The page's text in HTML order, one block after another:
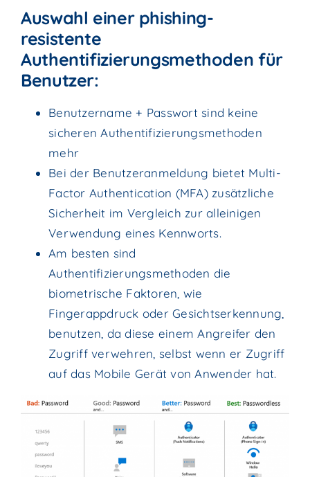
Auswahl einer phishing-
resistente
Authentifizierungsmethoden für
Benutzer:
Benutzername + Passwort sind keine
sicheren Authentifizierungsmethoden
mehr
Bei der Benutzeranmeldung bietet Multi-
Factor Authentication (MFA) zusätzliche
Sicherheit im Vergleich zur alleinigen
Verwendung eines Kennworts.
Am besten sind
Authentifizierungsmethoden die
biometrische Faktoren, wie
Fingerappdruck oder Gesichtserkennung,
benutzen, da diese einem Angreifer den
Zugriff verwehren, selbst wenn er Zugriff
auf das Mobile Gerät von Anwender hat.